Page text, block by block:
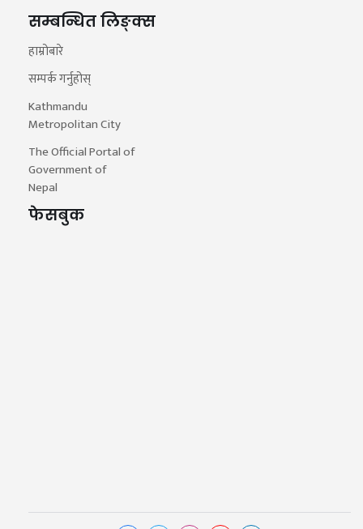
सम्बन्धित लिङ्क्स
हाम्रोबारे
सम्पर्क गर्नुहोस्
Kathmandu
Metropolitan City
The Official Portal of
Government of
Nepal
फेसबुक